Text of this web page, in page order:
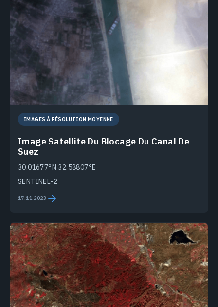
IMAGES À RÉSOLUTION MOYENNE
Image Satellite Du Blocage Du Canal De
Suez
30.01677°N 32.58807°E
SENTINEL-2
17.11.2023